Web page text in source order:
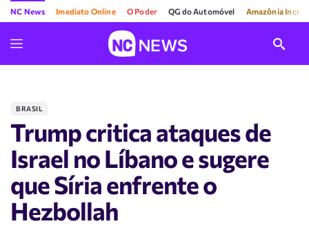
NC News Imediato Online O Poder QG do Automóvel Amazônia
BRASIL
Trump critica ataques de
Israel no Líbano e sugere
que Síria enfrente o
Hezbollah